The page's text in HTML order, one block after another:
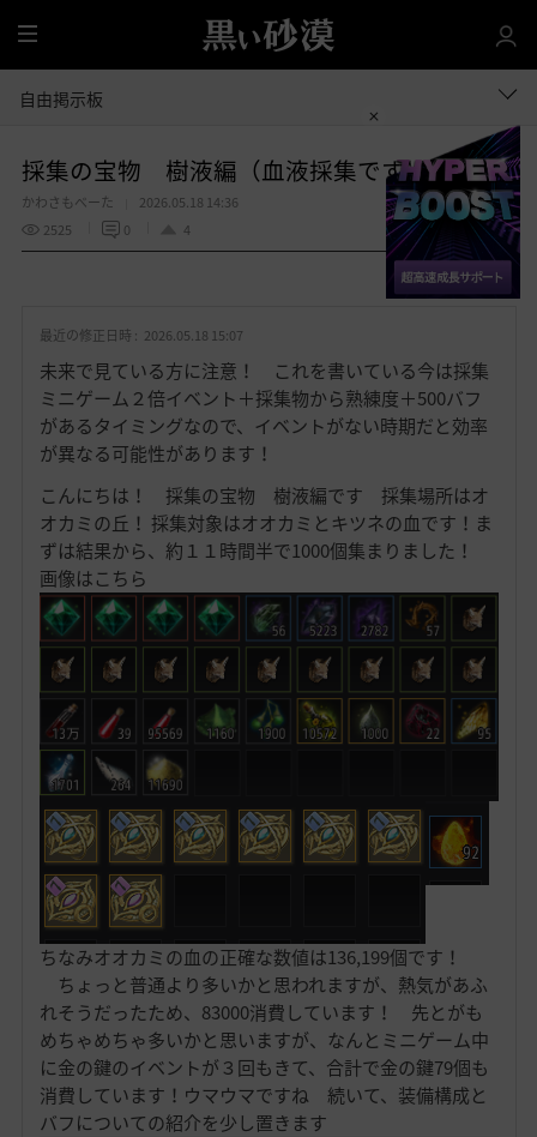
全
体
自由掲示板
採集の宝物 樹液編（血液採集です）
かわさもべーた
2026.05.18 14:36
2525
0 4
お
入
り
共有する
最近の修正日時 : 2026.05.18 15:07
未来で見ている方に注意！ これを書いている今は採集
ミニゲーム２倍イベント＋採集物から熟練度＋500バフ
があるタイミングなので、イベントがない時期だと効率
が異なる可能性があります！
こんにちは！ 採集の宝物 樹液編です 採集場所はオ
オカミの丘！ 採集対象はオオカミとキツネの血です！ま
ずは結果から、約１１時間半で1000個集まりました！
画像はこちら
ちなみオオカミの血の正確な数値は136,199個です！
ちょっと普通より多いかと思われますが、熱気があふ
れそうだったため、83000消費しています！ 先とがも
めちゃめちゃ多いかと思いますが、なんとミニゲーム中
に金の鍵のイベントが３回もきて、合計で金の鍵79個も
消費しています！ウマウマですね 続いて、装備構成と
バフについての紹介を少し置きます